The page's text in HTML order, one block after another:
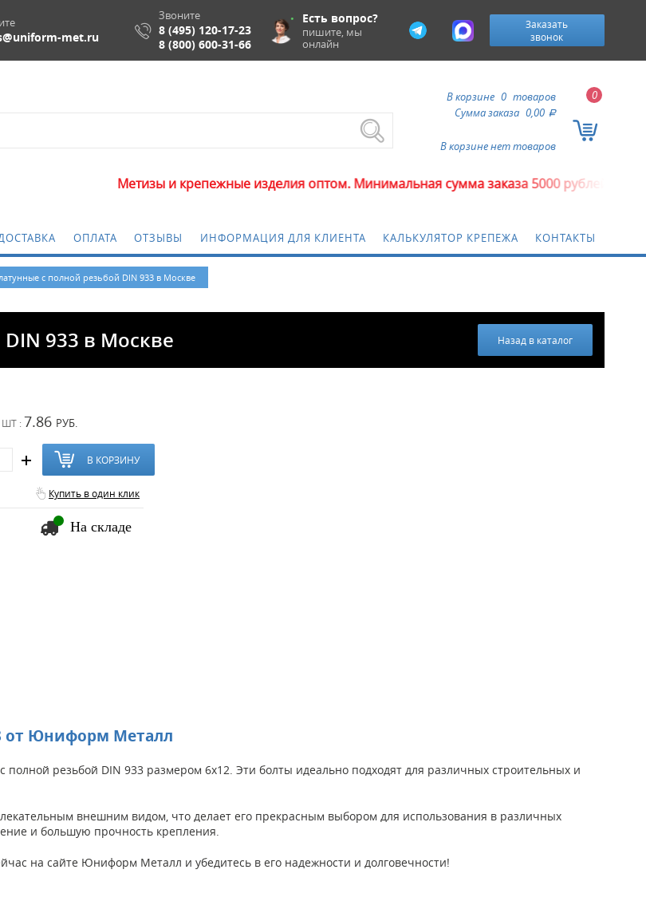
Есть вопрос?
пишите, мы
онлайн
met.ru
Звоните
8 (495) 120-17-23
8 (800) 600-31-66
Заказать
звонок
0
В корзине 0 товаров
Сумма заказа 0,00 a
В корзине нет товаров
Метизы и крепежные изделия оптом. Минимальная сумма заказа 5000 рублей.
ОПЛАТА ОТЗЫВЫ ИНФОРМАЦИЯ ДЛЯ КЛИЕНТА КАЛЬКУЛЯТОР КРЕПЕЖА КОНТАКТЫ
с полной резьбой DIN 933 в Москве
933 в Москве Назад в каталог
ШТ : 7.86 РУБ.
В КОРЗИНУ
Купить в один клик
На складе
от Юниформ Металл
резьбой DIN 933 размером 6х12. Эти болты идеально подходят для различных строительных и
внешним видом, что делает его прекрасным выбором для использования в различных
и большую прочность крепления.
на сайте Юниформ Металл и убедитесь в его надежности и долговечности!